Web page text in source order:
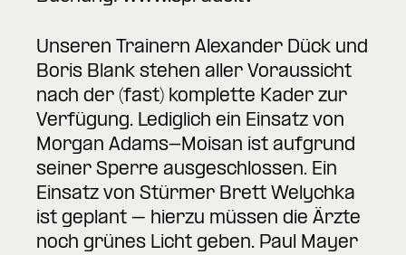
Unseren Trainern Alexander Dück und
Boris Blank stehen aller Voraussicht
nach der (fast) komplette Kader zur
Verfügung. Lediglich ein Einsatz von
Morgan Adams-Moisan ist aufgrund
seiner Sperre ausgeschlossen. Ein
Einsatz von Stürmer Brett Welychka
ist geplant – hierzu müssen die Ärzte
noch grünes Licht geben. Paul Mayer